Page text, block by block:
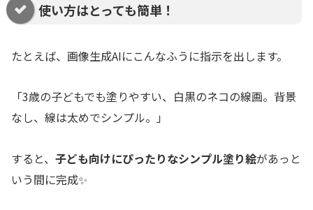
使い方はとっても簡単！
たとえば、画像生成AIにこんなふうに指示を出します。
「3歳の子どもでも塗りやすい、白黒のネコの線画。背景
なし、線は太めでシンプル。」
すると、 子ども向けにぴったりなシンプル塗り絵があっと
いう間に完成✨